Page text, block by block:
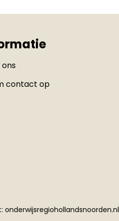
contact op
onderwijsregiohollandsnoorden.nl